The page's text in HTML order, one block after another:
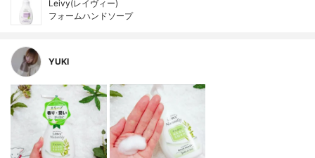
Leivy(レイヴィー)
フォームハンドソープ
YUKI